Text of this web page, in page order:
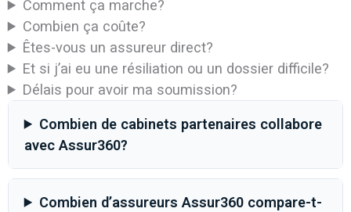
Comment ça marche?
Combien ça coûte?
Êtes-vous un assureur direct?
Et si j’ai eu une résiliation ou un dossier difficile?
Délais pour avoir ma soumission?
Combien de cabinets partenaires collabore
avec Assur360?
Combien d’assureurs Assur360 compare-t-